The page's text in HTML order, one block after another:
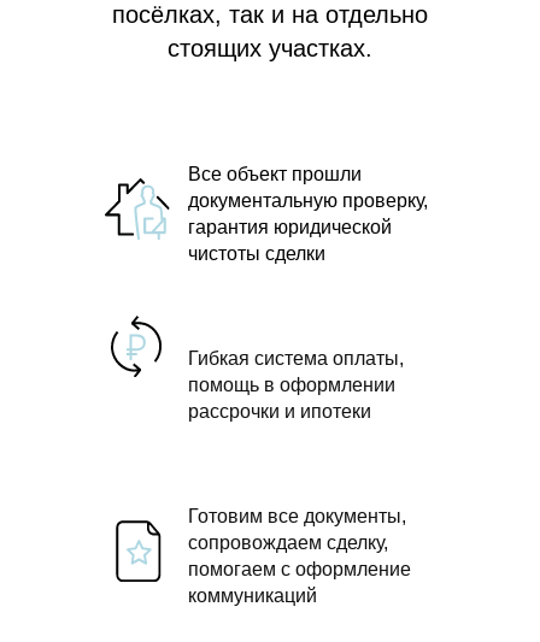
посёлках, так и на отдельно
стоящих участках.
Все объект прошли
документальную проверку,
гарантия юридической
чистоты сделки
Гибкая система оплаты,
помощь в оформлении
рассрочки и ипотеки
Готовим все документы,
сопровождаем сделку,
помогаем с оформление
коммуникаций